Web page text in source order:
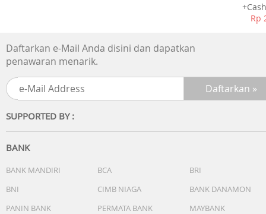
Rp
Daftarkan e-Mail Anda disini dan dapatkan
penawaran menarik.
SUPPORTED BY :
BANK
BANK MANDIRI BCA
BRI
BNI
CIMB NIAGA
BANK DANAMON
PANIN BANK
PERMATA BANK
MAYBANK